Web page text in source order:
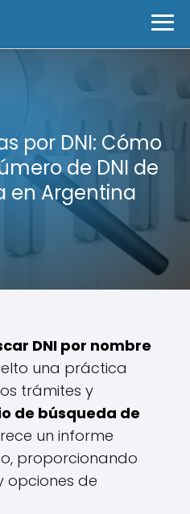
por DNI: Cómo
de DNI de
en Argentina
DNI por nombre
una práctica
trámites y
de búsqueda de
un informe
proporcionando
opciones de